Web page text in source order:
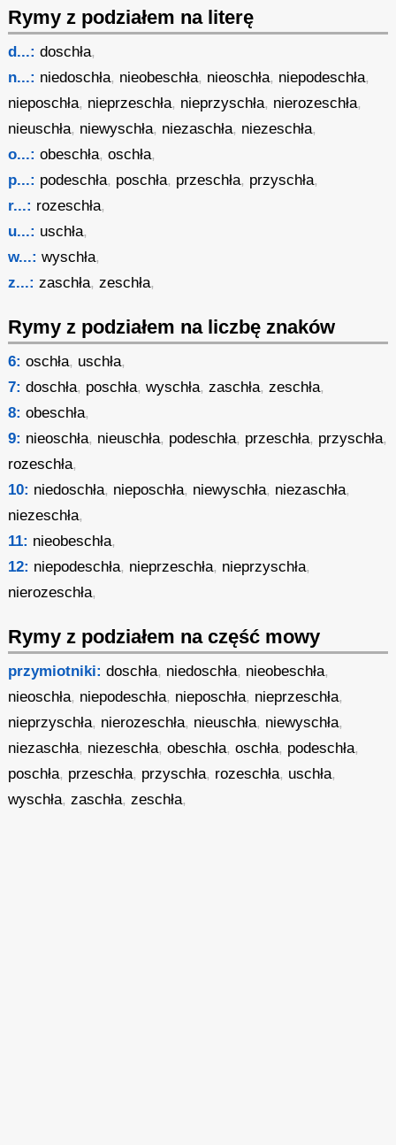
Rymy z podziałem na literę
d...: doschła,
n...: niedoschła, nieobeschła, nieoschła, niepodeschła,
nieposchła, nieprzeschła, nieprzyschła, nierozeschła,
nieuschła, niewyschła, niezaschła, niezeschła,
o...: obeschła,oschła,
p...: podeschła, poschła, przeschła, przyschła,
r...: rozeschła,
u...: uschła,
w...: wyschła,
z...: zaschła,zeschła,
Rymy z podziałem na liczbę znaków
6: oschła, uschła,
7: doschła, poschła,wyschła,zaschła,zeschła,
8: obeschła,
9: nieoschła, nieuschła, podeschła, przeschła, przyschła,
rozeschła,
10: niedoschła, nieposchła, niewyschła, niezaschła,
niezeschła,
11: nieobeschła,
12: niepodeschła, nieprzeschła, nieprzyschła,
nierozeschła,
Rymy z podziałem na część mowy
przymiotniki: doschła, niedoschła, nieobeschła,
nieoschła, niepodeschła, nieposchła, nieprzeschła,
nieprzyschła, nierozeschła, nieuschła, niewyschła,
niezaschła, niezeschła,obeschła,oschła, podeschła,
poschła, przeschła, przyschła, rozeschła, uschła,
wyschła,zaschła,zeschła,